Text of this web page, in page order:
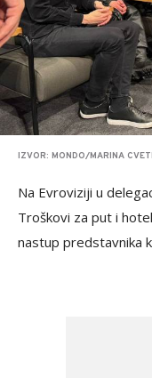
IZVOR: MONDO/MARINA
Na Evroviziji u
Troškovi za put i
nastup predstavnika